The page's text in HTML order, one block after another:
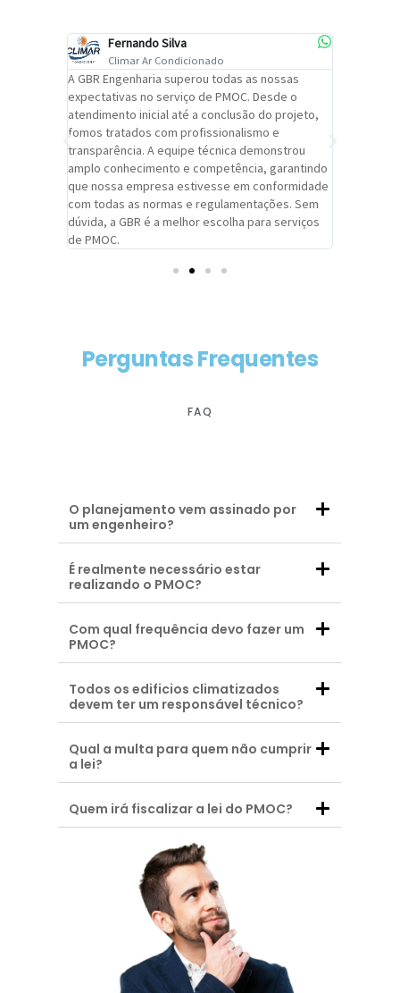
Fernando Silva
Climar Ar Condicionado
A GBR Engenharia superou todas as nossas
expectativas no serviço de PMOC. Desde o
atendimento inicial até a conclusão do projeto,
fomos tratados com profissionalismo e
transparência. A equipe técnica demonstrou
amplo conhecimento e competência, garantindo
que nossa empresa estivesse em conformidade
com todas as normas e regulamentações. Sem
dúvida, a GBR é a melhor escolha para serviços
de PMOC.
Perguntas Frequentes
FAQ
O planejamento vem assinado por
um engenheiro?
É realmente necessário estar
realizando o PMOC?
Com qual frequência devo fazer um
PMOC?
Todos os edificios climatizados
devem ter um responsável técnico?
Qual a multa para quem não cumprir
a lei?
Quem irá fiscalizar a lei do PMOC?